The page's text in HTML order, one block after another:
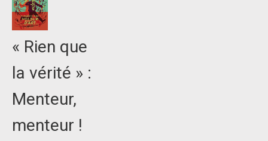
« Rien que
la vérité » :
Menteur,
menteur !